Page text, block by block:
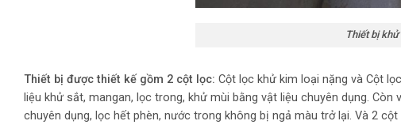
Thiết bị khử sắt nước
Thiết bị được thiết kế gồm 2 cột lọc: Cột lọc khử kim loại nặng và Cột
liệu khử sắt, mangan, lọc trong, khử mùi bằng vật liệu chuyên dụng.
chuyên dụng, lọc hết phèn, nước trong không bị ngả màu trở lại. Và 2